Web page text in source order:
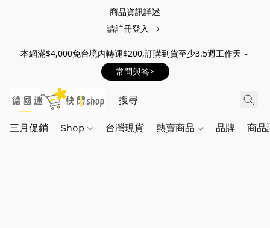
商品資訊詳述
請註冊登入
本網滿$4,000免台境內轉運$200,訂購到貨至少3.5週工作天～
常問與答>
三月促銷 Shop 台灣現貨 熱賣商品 品牌 商品